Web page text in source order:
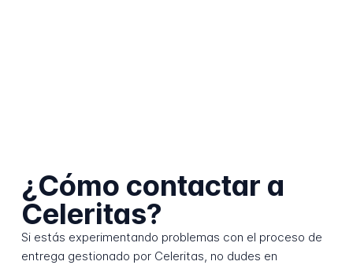
¿Cómo contactar a
Celeritas?
Si estás experimentando problemas con el proceso de
entrega gestionado por Celeritas, no dudes en